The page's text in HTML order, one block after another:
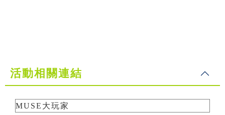
活動相關連結
MUSE大玩家